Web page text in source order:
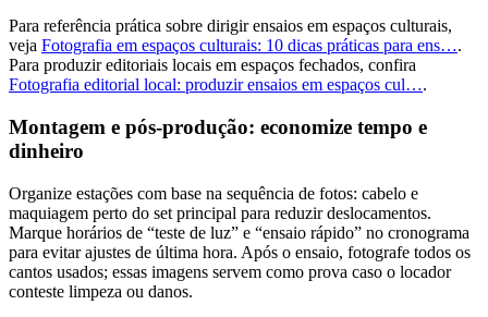
Para referência prática sobre dirigir ensaios em espaços culturais,
veja Fotografia em espaços culturais: 10 dicas práticas para ens….
Para produzir editoriais locais em espaços fechados, confira
Fotografia editorial local: produzir ensaios em espaços cul….
Montagem e pós-produção: economize tempo e
dinheiro
Organize estações com base na sequência de fotos: cabelo e
maquiagem perto do set principal para reduzir deslocamentos.
Marque horários de “teste de luz” e “ensaio rápido” no cronograma
para evitar ajustes de última hora. Após o ensaio, fotografe todos os
cantos usados; essas imagens servem como prova caso o locador
conteste limpeza ou danos.